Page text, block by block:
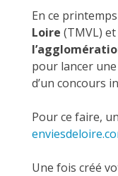
En ce
Loire (TMVL) et
pour lancer
d’un concours
Pour ce faire, un
Une fois créé